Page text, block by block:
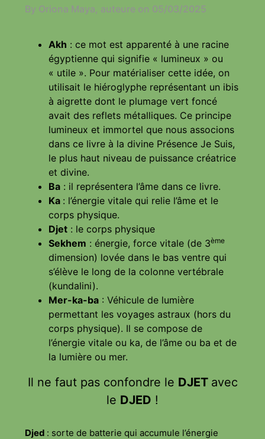
By Oriona Maya, auteure on 05/03/2025
Akh : ce mot est apparenté à une racine
égyptienne qui signifie « lumineux » ou
« utile ». Pour matérialiser cette idée, on
uti­lisait le hiéroglyphe représentant un ibis
à aigrette dont le plumage vert foncé
avait des reflets métalliques. Ce principe
lumineux et immortel que nous associons
dans ce livre à la divine Présence Je Suis,
le plus haut niveau de puissance créatrice
et divine.
Ba : il représentera l’âme dans ce livre.
Ka : l’énergie vitale qui relie l’âme et le
corps phy­sique.
Djet : le corps physique
Sekhem : énergie, force vitale (de 3ème
dimension) lovée dans le bas ventre qui
s’élève le long de la colonne vertébrale
(kundalini).
Mer-ka-ba : Véhicule de lumière
permettant les voyages astraux (hors du
corps physique). Il se compose de
l’énergie vitale ou ka, de l’âme ou ba et de
la lumière ou mer.
Il ne faut pas confondre le DJET avec
le DJED !
Djed : sorte de batterie qui accumule l’énergie